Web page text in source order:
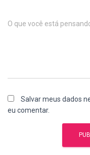
O que você está
Salvar meus dados
eu comentar.